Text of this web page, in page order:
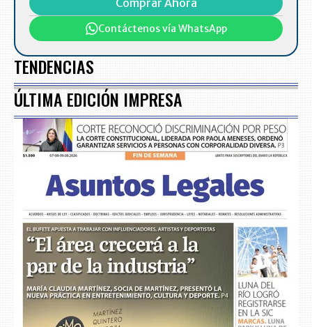
Comprar Ahora
Contáctenos vía WhatsApp
TENDENCIAS
ÚLTIMA EDICIÓN IMPRESA